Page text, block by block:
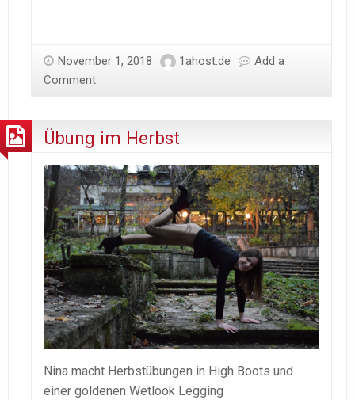
November 1, 2018 1ahost.de
Add a
Comment
Übung im Herbst
Nina macht Herbstübungen in High Boots und
einer goldenen Wetlook Legging